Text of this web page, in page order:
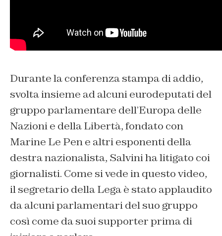
Durante la conferenza stampa di addio,
svolta insieme ad alcuni eurodeputati del
gruppo parlamentare dell’Europa delle
Nazioni e della Libertà, fondato con
Marine Le Pen e altri esponenti della
destra nazionalista, Salvini ha litigato coi
giornalisti. Come si vede in questo video,
il segretario della Lega è stato applaudito
da alcuni parlamentari del suo gruppo
così come da suoi supporter prima di